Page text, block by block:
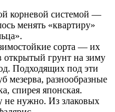
корневой системой —
менять «квартиру»
сорта — их
открытый грунт на зиму
Подходящих под эти
мезерва, разнообразные
спирея японская.
не нужно. Из злаковых